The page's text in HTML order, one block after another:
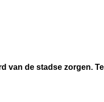
van de stadse zorgen.